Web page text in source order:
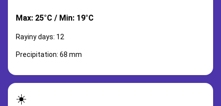
Max: 25°C / Min: 19°C
Rayiny days: 12
Precipitation: 68 mm
☀️